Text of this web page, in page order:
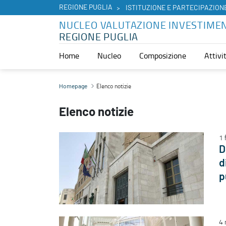
REGIONE PUGLIA ISTITUZIONE E
NUCLEO VALUTAZIONE
REGIONE PUGLIA
Home Nucleo Composizione
Elenco notizie - Nucleo Valutazione Investimenti Pubblici
Homepage Elenco notizie
Elenco notizie
1
4